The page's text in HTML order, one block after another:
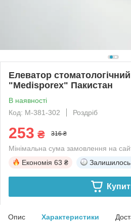
Елеватор
"Medisporex" Пакистан
В наявності
Код: M-381-302
Роздріб
253 ₴ 316 ₴
Мінімальна сума замовлення на
Економія 63 ₴ Залишилось
Опис Характеристики